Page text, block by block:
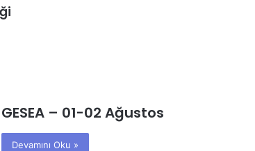
GESEA – 01-02 Ağustos
Devamını Oku »